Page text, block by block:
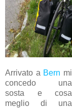
Arrivato a Bern mi
concedo una
sosta e cosa
meglio di una